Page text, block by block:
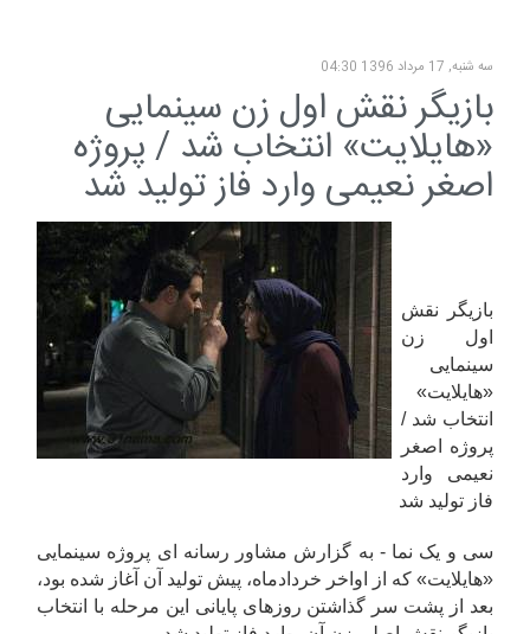
سه شنبه, 17 مرداد 1396 04:30
بازیگر نقش اول زن سینمایی
«هایلایت» انتخاب شد / پروژه
اصغر نعیمی وارد فاز تولید شد
بازیگر نقش
اول زن
سینمایی
«هایلایت»
انتخاب شد /
پروژه اصغر
نعیمی وارد
فاز تولید شد
سی و یک نما - به گزارش مشاور رسانه ای پروژه سینمایی
«هایلایت» که از اواخر خردادماه، پیش تولید آن آغاز شده بود،
بعد از پشت سر گذاشتن روزهای پایانی این مرحله با انتخاب